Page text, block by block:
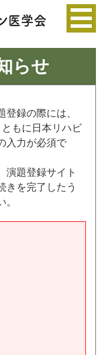
らせ
録の際には、
もに日本リハビ
入力が必須で
演題登録サイト
きを完了したう